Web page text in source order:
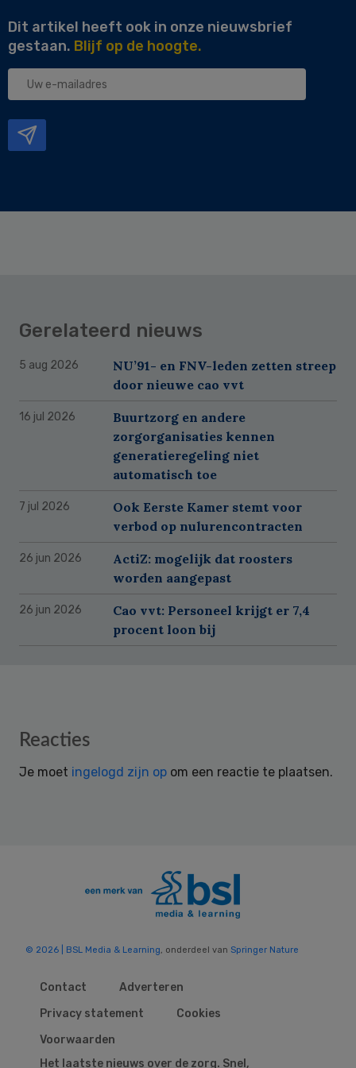
Dit artikel heeft ook in onze nieuwsbrief
gestaan. Blijf op de hoogte.
Uw
Gerelateerd nieuws
5 aug 2026
NU’91- en FNV-leden zetten streep
door nieuwe cao vvt
16 jul 2026
Buurtzorg en andere
zorgorganisaties kennen
generatieregeling niet
automatisch toe
7 jul 2026
Ook Eerste Kamer stemt voor
verbod op nulurencontracten
26 jun 2026
ActiZ: mogelijk dat roosters
worden aangepast
26 jun 2026
Cao vvt: Personeel krijgt er 7,4
procent loon bij
Reader
Reacties
Je moet ingelogd zijn op om een reactie te plaatsen.
© 2026 | BSL Media & Learning , onderdeel van Springer Nature
Contact
Adverteren
Privacy statement
Cookies
Voorwaarden
Het laatste nieuws over de zorg. Snel,